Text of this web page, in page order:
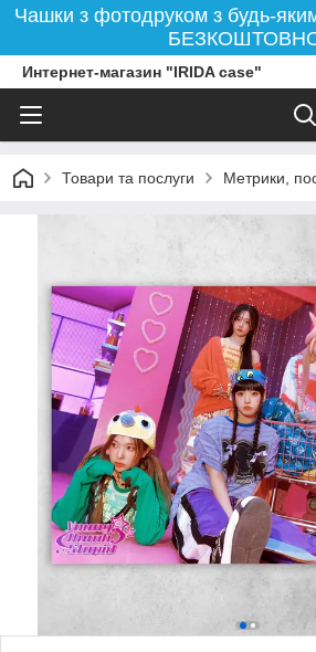
Чашки з фотодруком з будь-
Интернет-магазин "IRIDA case"
Товари та послуги Метрики,